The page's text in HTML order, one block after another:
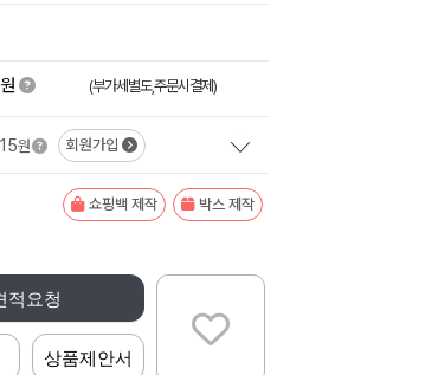
원 (부가세별도,주문시결제)
원 회원가입
쇼핑백 제작 박스 제작
적요청
상품제안서